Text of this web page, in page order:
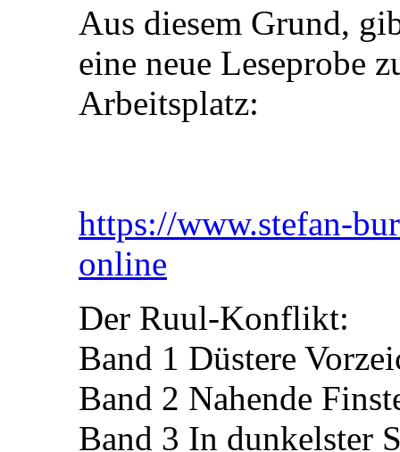
Aus diesem Grund,
eine neue Leseprobe
Arbeitsplatz:
https://www.stefan-
online
Der Ruul-Konflikt:
Band 1 Düstere
Band 2 Nahende
Band 3 In dunkelster